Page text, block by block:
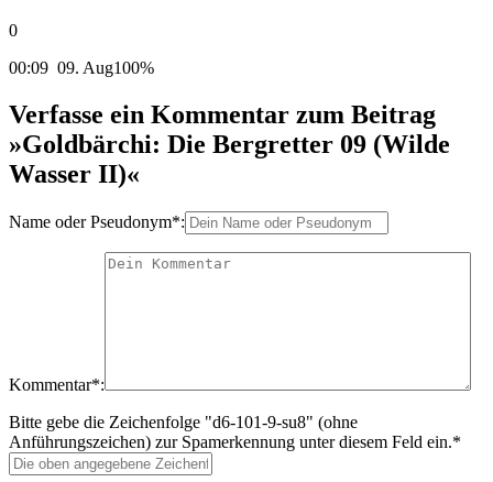
0
00:09 09. Aug100%
Verfasse ein Kommentar zum Beitrag
»Goldbärchi: Die Bergretter 09 (Wilde
Wasser II)«
Name oder Pseudonym*:
Kommentar*:
Bitte gebe die Zeichenfolge "d6-101-9-su8" (ohne
Anführungszeichen) zur Spamerkennung unter diesem Feld ein.*